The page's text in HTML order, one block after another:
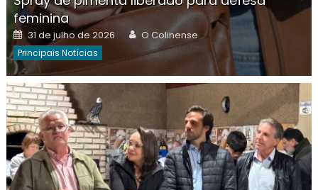
feminina
Posted
on
31 de julho de 2026 Author
O Colinense
Principais Notícias